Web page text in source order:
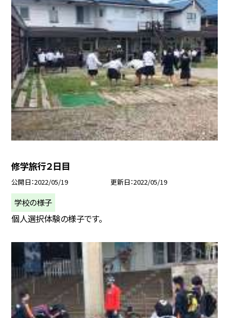
修学旅行２日目
公開日 2022/05/19 更新日 2022/05/19
学校の様子
個人選択体験の様子です。